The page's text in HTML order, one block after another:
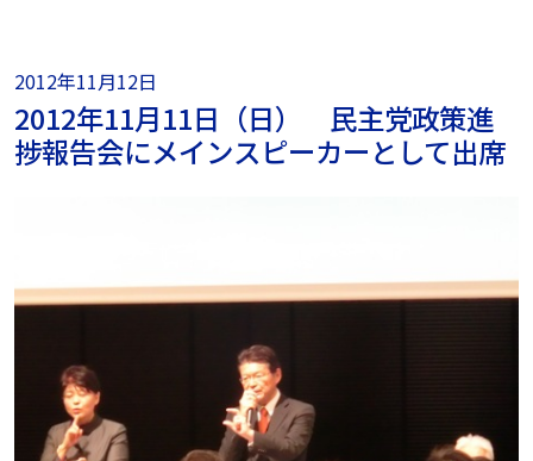
2012年11月12日
2012年11月11日（日） 民主党政策進
捗報告会にメインスピーカーとして出席